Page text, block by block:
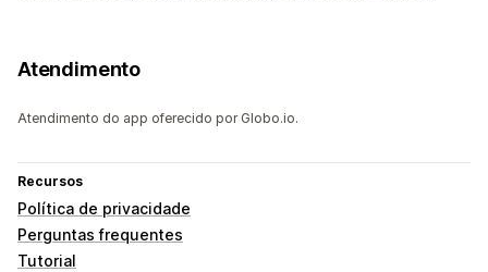
Atendimento
Atendimento do app oferecido por Globo.io.
Recursos
Política de privacidade
Perguntas frequentes
Tutorial